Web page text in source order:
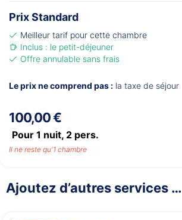
Prix Standard
Meilleur tarif pour cette chambre
Inclus : le petit-déjeuner
Offre annulable sans frais
Le prix ne comprend pas : la taxe de séjour
100,00 €
Pour 1 nuit, 2 pers.
Il ne reste qu'1 chambre
Ajoutez d’autres services …